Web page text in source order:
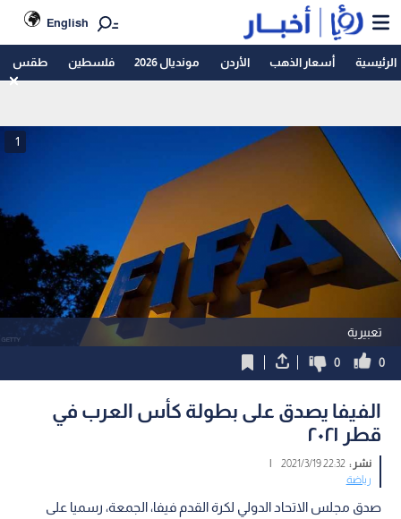
English
الرئيسية أسعار الذهب الأردن مونديال 2026 فلسطين طقس
تعبيرية
1
0
0
الفيفا يصدق على بطولة كأس العرب في
قطر ٢٠٢١
نشر :22:32 2021/3/19
|
رياضة
صدق مجلس الاتحاد الدولي لكرة القدم فيفا، الجمعة، رسميا على